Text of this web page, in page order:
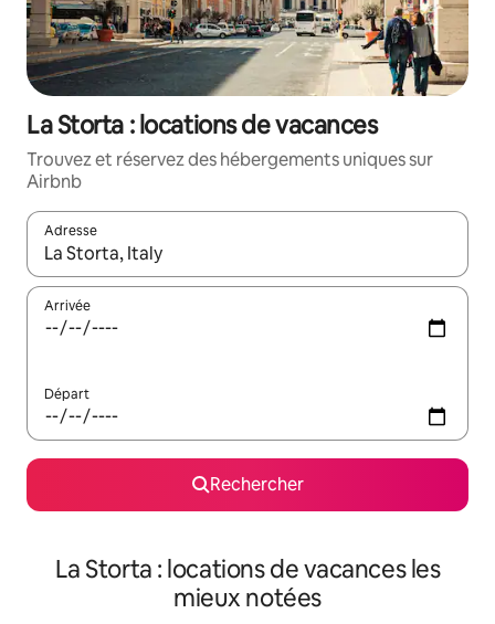
La Storta : locations de vacances
Trouvez et réservez des hébergements uniques sur
Airbnb
Adresse
Lorsque les résultats s'affichent, utilisez les flèches vers le
Arrivée
Départ
Rechercher
La Storta : locations de vacances les
mieux notées